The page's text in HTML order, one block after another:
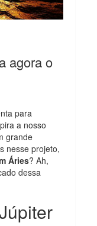
agora o
para
a nosso
grande
nesse projeto,
Áries? Ah,
dessa